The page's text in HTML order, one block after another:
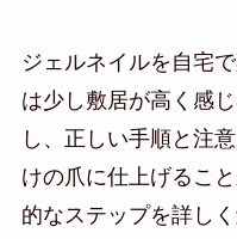
ジェルネイルを自宅
は少し敷居が高く感
し、正しい手順と注
けの爪に仕上げるこ
的なステップを詳しく